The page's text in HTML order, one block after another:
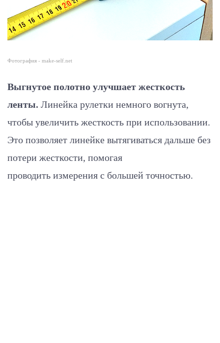
Фотография - make-self.net
Выгнутое полотно улучшает жесткость
ленты. Линейка рулетки немного вогнута,
чтобы увеличить жесткость при использовании.
Это позволяет линейке вытягиваться дальше без
потери жесткости, помогая
проводить измерения с большей точностью.